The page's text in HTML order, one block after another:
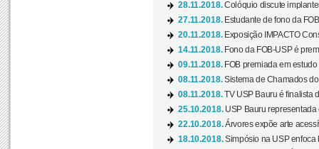
28.11.2018.Colóquio discute
27.11.2018. Estudante de fono da
20.11.2018. Exposição IMPACTO
14.11.2018. Fono da FOB-USP é
09.11.2018. FOB premiada em estudo
08.11.2018.Sistema de Chamados
08.11.2018.TV USP Bauru é finalista
25.10.2018. USP Bauru representada
22.10.2018.Árvores expõe arte
18.10.2018.Simpósio na USP enfoca